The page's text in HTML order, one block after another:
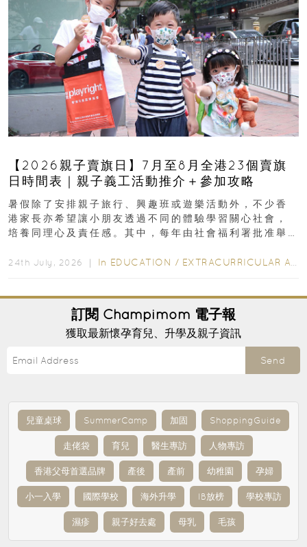
【2026親子賣旗日】7月至8月全港23個賣旗
日時間表｜親子義工活動推介＋參加攻略
暑假除了安排親子旅行、興趣班或遊樂活動外，不少香
港家長亦希望讓小朋友透過不同的體驗學習關心社會，
培養同理心及責任感。其中，每年由社會福利署批准舉
24th July, 2026 ｜ In EDUCATION / EXTRACURRICULAR ACTIVITIES
訂閱 Champimom 電子報
獲取最新懷孕育兒、升學及親子資訊
Send
兒童桌球 SummerCamp 加固 ShoppingGuide
走佬袋 育兒 醫生專訪 人物專訪
香港父母首選品牌 產後 產前 幼稚園 孕婦
小一入學 國際學校 海外升學 IB放榜 學校專訪
濕疹 親子好去處 母乳 毛孩